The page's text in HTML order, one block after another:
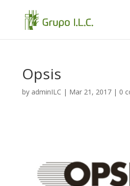
Opsis
by adminILC | Mar 21, 2017| 0